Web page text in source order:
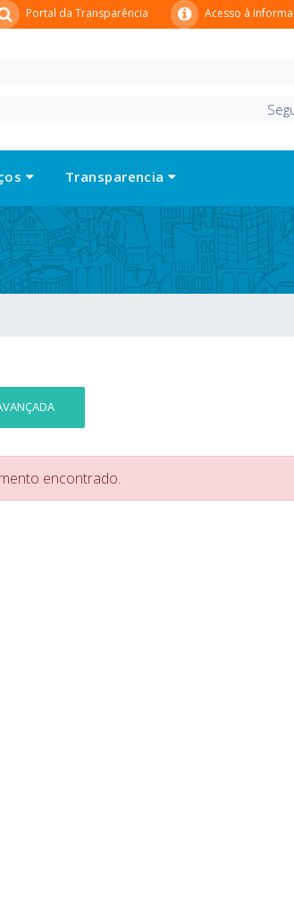
Acesso à
Portal da Transparência
Transparencia
encontrado.